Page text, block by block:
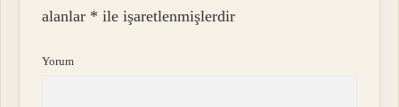
alanlar * ile işaretlenmişlerdir
Yorum